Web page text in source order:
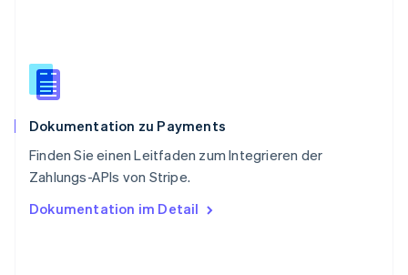
Dokumentation zu Payments
Finden Sie einen Leitfaden zum Integrieren der
Zahlungs-APIs von Stripe.
Dokumentation im Detail
English
Spanien
Thailand
Tschechische Republik
English
English